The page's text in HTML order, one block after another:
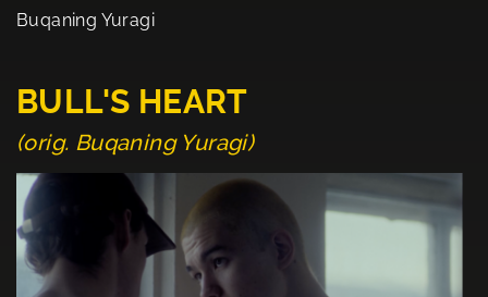
Buqaning Yuragi
BULL'S HEART
(orig. Buqaning Yuragi)